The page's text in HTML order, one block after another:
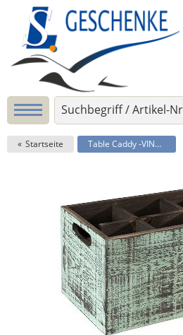
Startseite Table Caddy -VINTAGE-